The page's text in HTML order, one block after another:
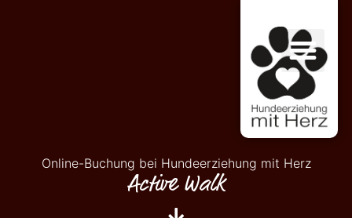
Online-Buchung bei Hundeerziehung mit Herz
Active Walk